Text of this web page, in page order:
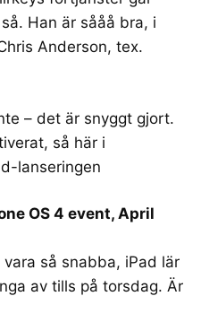
Han är sååå bra, i
Anderson, tex.
– det är snyggt gjort.
så här i
lanseringen
OS 4 event, April
så snabba, iPad lär
av tills på torsdag. Är